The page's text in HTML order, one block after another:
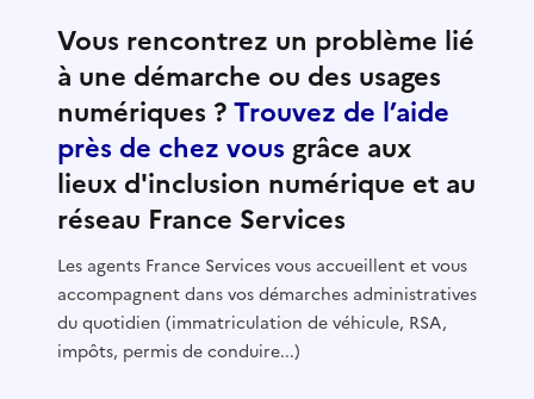
Vous rencontrez un problème lié
à une démarche ou des usages
numériques ?Trouvez de l’aide
près de chez vous grâce aux
lieux d'inclusion numérique et au
réseau France Services
Les agents France Services vous accueillent et vous
accompagnent dans vos démarches administratives
du quotidien (immatriculation de véhicule, RSA,
impôts, permis de conduire...)